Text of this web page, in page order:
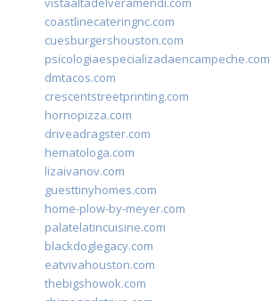
coastlinecateringnc.com
cuesburgershouston.com
psicologiaespecializadaencampeche.com
dmtacos.com
crescentstreetprinting.com
hornopizza.com
driveadragster.com
hematologa.com
lizaivanov.com
guesttinyhomes.com
home-plow-by-meyer.com
palatelatincuisine.com
blackdoglegacy.com
eatvivahouston.com
thebigshowok.com